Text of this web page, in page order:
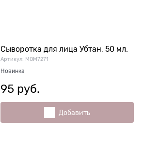
Сыворотка для лица Убтан, 50 мл.
Артикул: MOM7271
Новинка
95 руб.
Добавить